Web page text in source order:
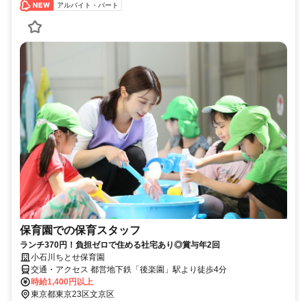
アルバイト・パート
保育園での保育スタッフ
ランチ370円！負担ゼロで住める社宅あり◎賞与年2回
小石川ちとせ保育園
交通・アクセス 都営地下鉄「後楽園」駅より徒歩4分
時給1,400円以上
東京都東京23区文京区